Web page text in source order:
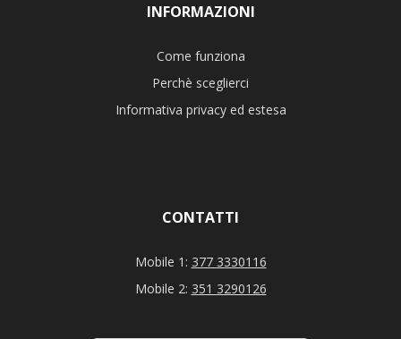
INFORMAZIONI
Come funziona
Perchè sceglierci
Informativa privacy ed estesa
CONTATTI
Mobile 1: 377 3330116
Mobile 2: 351 3290126